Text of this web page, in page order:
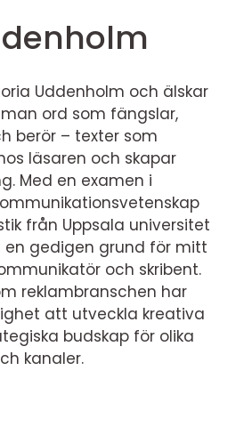
Uddenholm och älskar
ord som fängslar,
berör – texter som
läsaren och skapar
Med en examen i
från Uppsala universitet
gedigen grund för mitt
och skribent.
reklambranschen har
att utveckla kreativa
budskap för olika
kanaler.